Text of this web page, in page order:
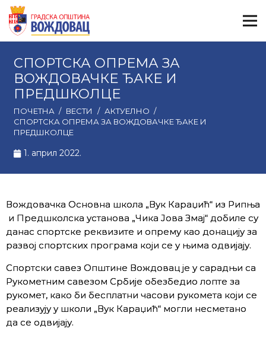
СПОРТСКА ОПРЕМА ЗА
ВОЖДОВАЧКE ЂАКЕ И
ПРЕДШКОЛЦЕ
ПОЧЕТНА / ВЕСТИ / АКТУЕЛНО /
СПОРТСКА ОПРЕМА ЗА ВОЖДОВАЧКE ЂАКЕ И
ПРЕДШКОЛЦЕ
1. април 2022.
Вождовачкa Основна школа „Вук Караџић“ из Рипња
и Предшколска установа „Чика Јова Змај“ добиле су
данас спортске реквизите и опрему као донацију за
развој спортских програма који се у њима одвијају.
Спортски савез Општине Вождовац је у сарадњи са
Рукометним савезом Србије обезбедио лопте за
рукомет, како би бесплатни часови рукомета који се
реализују у школи „Вук Караџић“ могли несметано
да се одвијају.